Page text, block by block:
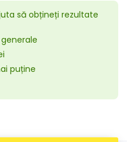
să obțineți rezultate
puține